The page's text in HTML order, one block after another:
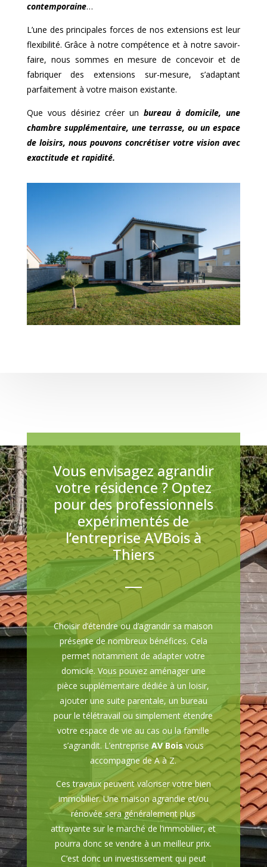
contemporaine…
L’une des principales forces de nos extensions est leur
flexibilité. Grâce à notre compétence et à notre savoir-
faire, nous sommes en mesure de concevoir et de
fabriquer des extensions sur-mesure, s’adaptant
parfaitement à votre maison existante.
Que vous désiriez créer unbureau à domicile, une
chambre supplémentaire, une terrasse, ou un espace
de loisirs, nous pouvons concrétiser votre vision avec
exactitude et rapidité.
Vous envisagez agrandir
votre résidence ? Optez
pour des professionnels
expérimentés de
l’entreprise AVBois à
Thiers
Choisir d’étendre ou d’agrandir sa maison
présente de nombreux bénéfices. Cela
permet notamment de adapter votre
domicile. Vous pouvez aménager une
pièce supplémentaire dédiée à un loisir,
ajouter une suite parentale, un bureau
pour le télétravail ou simplement étendre
votre espace de vie au cas ou la famille
s’agrandit. L’entreprise AV Boisvous
accompagne de A à Z.
Ces travaux peuvent valoriser votre bien
immobilier. Une maison agrandie et/ou
rénovée sera généralement plus
attrayante sur le marché de l’immobilier, et
pourra donc se vendre à un meilleur prix.
C’est donc un investissement qui peut